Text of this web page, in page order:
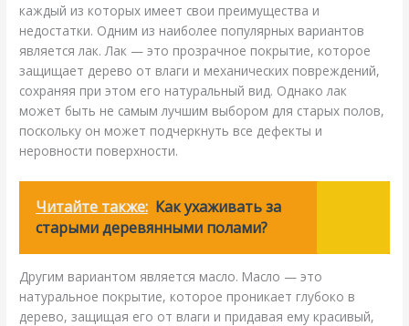
каждый из которых имеет свои преимущества и
недостатки. Одним из наиболее популярных вариантов
является лак. Лак — это прозрачное покрытие, которое
защищает дерево от влаги и механических повреждений,
сохраняя при этом его натуральный вид. Однако лак
может быть не самым лучшим выбором для старых полов,
поскольку он может подчеркнуть все дефекты и
неровности поверхности.
Читайте также: Как ухаживать за
старыми деревянными полами?
Другим вариантом является масло. Масло — это
натуральное покрытие, которое проникает глубоко в
дерево, защищая его от влаги и придавая ему красивый,